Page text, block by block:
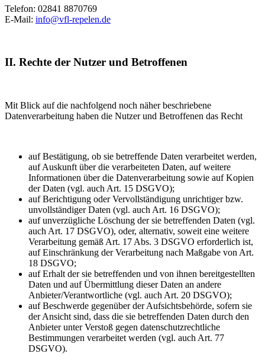
Telefon: 02841 8870769
E-Mail: info@vfl-repelen.de
II. Rechte der Nutzer und Betroffenen
Mit Blick auf die nachfolgend noch näher beschriebene
Datenverarbeitung haben die Nutzer und Betroffenen das Recht
auf Bestätigung, ob sie betreffende Daten verarbeitet werden,
auf Auskunft über die verarbeiteten Daten, auf weitere
Informationen über die Datenverarbeitung sowie auf Kopien
der Daten (vgl. auch Art. 15 DSGVO);
auf Berichtigung oder Vervollständigung unrichtiger bzw.
unvollständiger Daten (vgl. auch Art. 16 DSGVO);
auf unverzügliche Löschung der sie betreffenden Daten (vgl.
auch Art. 17 DSGVO), oder, alternativ, soweit eine weitere
Verarbeitung gemäß Art. 17 Abs. 3 DSGVO erforderlich ist,
auf Einschränkung der Verarbeitung nach Maßgabe von Art.
18 DSGVO;
auf Erhalt der sie betreffenden und von ihnen bereitgestellten
Daten und auf Übermittlung dieser Daten an andere
Anbieter/Verantwortliche (vgl. auch Art. 20 DSGVO);
auf Beschwerde gegenüber der Aufsichtsbehörde, sofern sie
der Ansicht sind, dass die sie betreffenden Daten durch den
Anbieter unter Verstoß gegen datenschutzrechtliche
Bestimmungen verarbeitet werden (vgl. auch Art. 77
DSGVO).